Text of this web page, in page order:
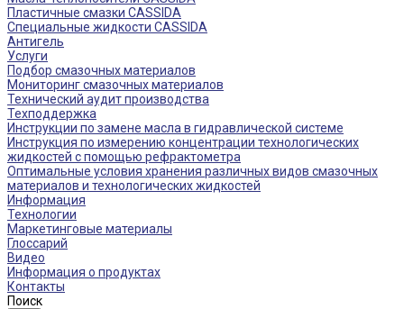
Пластичные смазки CASSIDA
Специальные жидкости CASSIDA
Антигель
Услуги
Подбор смазочных материалов
Мониторинг смазочных материалов
Технический аудит производства
Техподдержка
Инструкции по замене масла в гидравлической системе
Инструкция по измерению концентрации технологических
жидкостей с помощью рефрактометра
Оптимальные условия хранения различных видов смазочных
материалов и технологических жидкостей
Информация
Технологии
Маркетинговые материалы
Глоссарий
Видео
Информация о продуктах
Контакты
Поиск